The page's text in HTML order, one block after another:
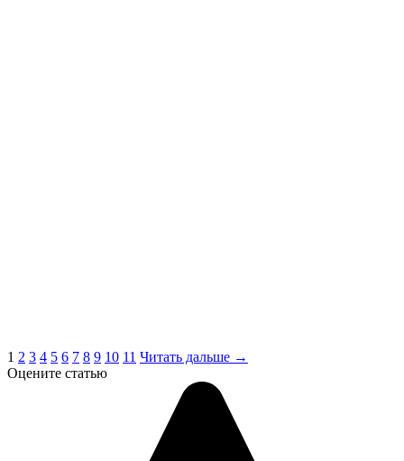
1 2 3 4 5 6 7 8 9 10 11 Читать дальше →
Оцените статью